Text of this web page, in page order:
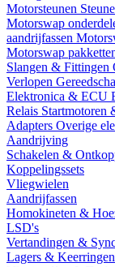
Motorsteunen
Motorswap
aandrijfassen
Motorswap
Slangen & Fittingen
Verlopen
Elektronica & ECU
Relais Startmotoren
Adapters Overige
Aandrijving
Schakelen &
Koppelingssets
Vliegwielen
Aandrijfassen
Homokineten &
LSD's
Vertandingen &
Lagers & Keerringen